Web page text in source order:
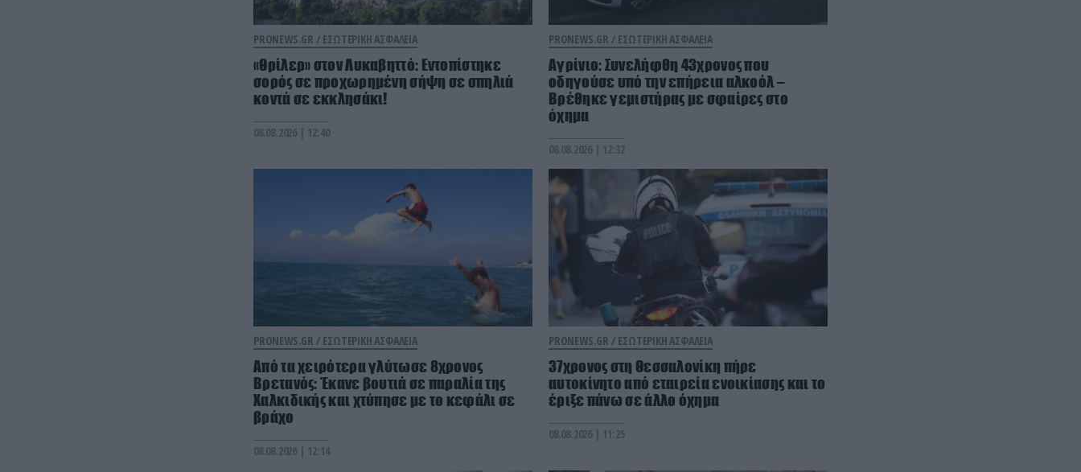
PRONEWS.GR / ΕΣΩΤΕΡΙΚΗ ΑΣΦΑΛΕΙΑ
«Θρίλερ» στον Λυκαβηττό: Εντοπίστηκε
σορός σε προχωρημένη σήψη σε σπηλιά
κοντά σε εκκλησάκι!
08.08.2026 | 12:40
PRONEWS.GR / ΕΣΩΤΕΡΙΚΗ ΑΣΦΑΛΕΙΑ
Αγρίνιο: Συνελήφθη 43χρονος που
οδηγούσε υπό την επήρεια αλκοόλ –
Βρέθηκε γεμιστήρας με σφαίρες στο
όχημα
08.08.2026 | 12:32
PRONEWS.GR / ΕΣΩΤΕΡΙΚΗ ΑΣΦΑΛΕΙΑ
Από τα χειρότερα γλύτωσε 8χρονος
Βρετανός: Έκανε βουτιά σε παραλία της
Χαλκιδικής και χτύπησε με το κεφάλι σε
βράχο
08.08.2026 | 12:14
PRONEWS.GR / ΕΣΩΤΕΡΙΚΗ ΑΣΦΑΛΕΙΑ
37χρονος στη Θεσσαλονίκη πήρε
αυτοκίνητο από εταιρεία ενοικίασης και το
έριξε πάνω σε άλλο όχημα
08.08.2026 | 11:25